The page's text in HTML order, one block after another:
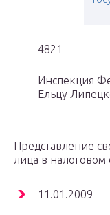
4821
Инспекция
Ельцу
Представление
лица в налоговом
11.01.2009